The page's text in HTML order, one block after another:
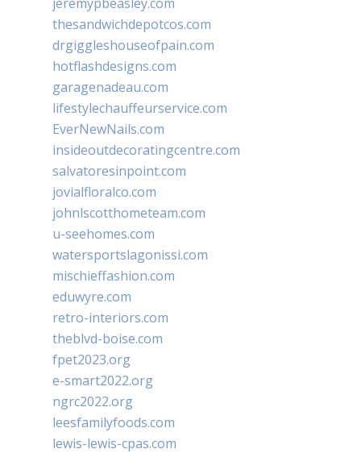
thesandwichdepotcos.com
drgiggleshouseofpain.com
hotflashdesigns.com
garagenadeau.com
lifestylechauffeurservice.com
EverNewNails.com
insideoutdecoratingcentre.com
salvatoresinpoint.com
jovialfloralco.com
johnlscotthometeam.com
u-seehomes.com
watersportslagonissi.com
mischieffashion.com
eduwyre.com
retro-interiors.com
theblvd-boise.com
fpet2023.org
e-smart2022.org
ngrc2022.org
leesfamilyfoods.com
lewis-lewis-cpas.com